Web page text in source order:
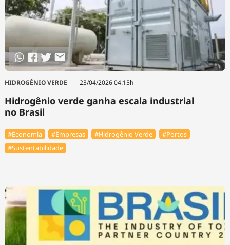
HIDROGÊNIO VERDE 23/04/2026 04:15h
Hidrogênio verde ganha escala industrial
no Brasil
#Economia #Empresas #Hidrogênio Verde
#Portos
#Sustentabilidade